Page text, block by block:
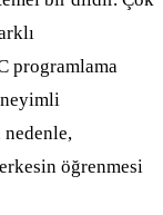
programlama
öğrenmesi